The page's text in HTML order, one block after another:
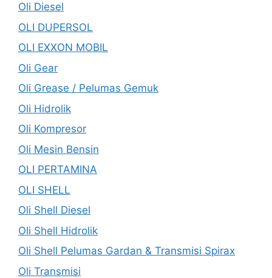
Oli Diesel
OLI DUPERSOL
OLI EXXON MOBIL
Oli Gear
Oli Grease / Pelumas Gemuk
Oli Hidrolik
Oli Kompresor
Oli Mesin Bensin
OLI PERTAMINA
OLI SHELL
Oli Shell Diesel
Oli Shell Hidrolik
Oli Shell Pelumas Gardan & Transmisi Spirax
Oli Transmisi